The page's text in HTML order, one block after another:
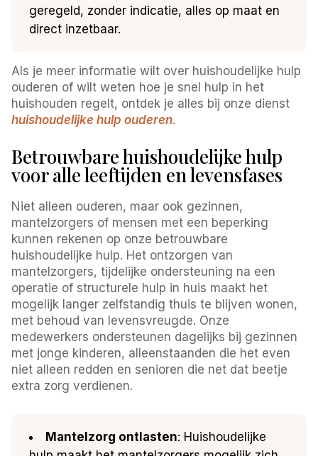
geregeld, zonder indicatie, alles op maat en
direct inzetbaar.
Als je meer informatie wilt over huishoudelijke hulp
ouderen of wilt weten hoe je snel hulp in het
huishouden regelt, ontdek je alles bij onze dienst
huishoudelijke hulp ouderen.
Betrouwbare huishoudelijke hulp
voor alle leeftijden en levensfases
Niet alleen ouderen, maar ook gezinnen,
mantelzorgers of mensen met een beperking
kunnen rekenen op onze betrouwbare
huishoudelijke hulp. Het ontzorgen van
mantelzorgers, tijdelijke ondersteuning na een
operatie of structurele hulp in huis maakt het
mogelijk langer zelfstandig thuis te blijven wonen,
met behoud van levensvreugde. Onze
medewerkers ondersteunen dagelijks bij gezinnen
met jonge kinderen, alleenstaanden die het even
niet alleen redden en senioren die net dat beetje
extra zorg verdienen.
Mantelzorg ontlasten: Huishoudelijke